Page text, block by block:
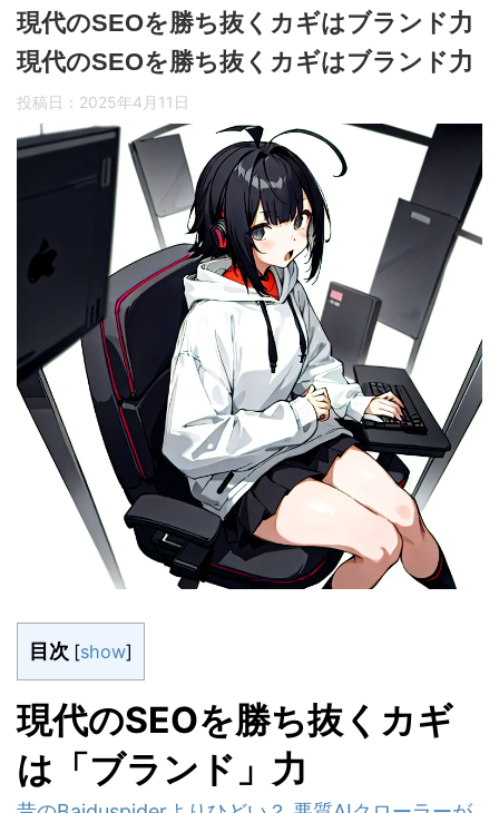
現代のSEOを勝ち抜くカギはブランド力
現代のSEOを勝ち抜くカギはブランド力
投稿日： 2025年4月11日
目次 [show]
現代のSEOを勝ち抜くカギ
は「ブランド」力